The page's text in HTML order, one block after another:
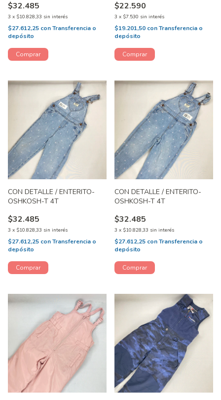
$32.485
3 x $10.828,33 sin interés
$27.612,25 conTransferencia o
depósito
$22.590
3 x $7.530 sin interés
$19.201,50 conTransferencia o
depósito
CON DETALLE / ENTERITO-
OSHKOSH-T 4T
$32.485
3 x $10.828,33 sin interés
$27.612,25 conTransferencia o
depósito
CON DETALLE / ENTERITO-
OSHKOSH-T 4T
$32.485
3 x $10.828,33 sin interés
$27.612,25 conTransferencia o
depósito